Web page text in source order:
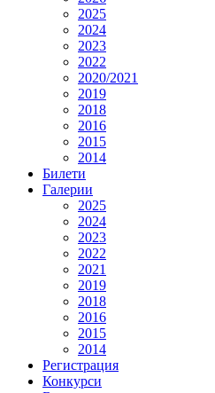
2025
2024
2023
2022
2020/2021
2019
2018
2016
2015
2014
Билети
Галерии
2025
2024
2023
2022
2021
2019
2018
2016
2015
2014
Регистрация
Конкурси